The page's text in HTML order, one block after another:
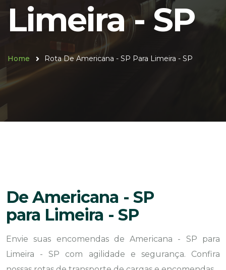
Limeira - SP
Home Rota De Americana - SP Para Limeira - SP
De Americana - SP
para Limeira - SP
Envie suas encomendas de Americana - SP para
Limeira - SP com agilidade e segurança. Confira